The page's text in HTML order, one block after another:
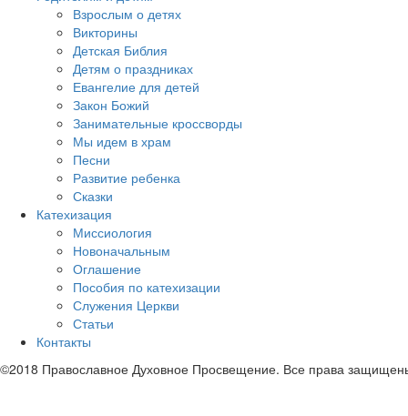
Взрослым о детях
Викторины
Детская Библия
Детям о праздниках
Евангелие для детей
Закон Божий
Занимательные кроссворды
Мы идем в храм
Песни
Развитие ребенка
Сказки
Катехизация
Миссиология
Новоначальным
Оглашение
Пособия по катехизации
Служения Церкви
Статьи
Контакты
©2018 Православное Духовное Просвещение. Все права